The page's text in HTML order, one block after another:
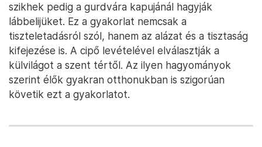
szikhek pedig a gurdvára kapujánál hagyják
lábbelijüket. Ez a gyakorlat nemcsak a
tiszteletadásról szól, hanem az alázat és a tisztaság
kifejezése is. A cipő levételével elválasztják a
külvilágot a szent tértől. Az ilyen hagyományok
szerint élők gyakran otthonukban is szigorúan
követik ezt a gyakorlatot.